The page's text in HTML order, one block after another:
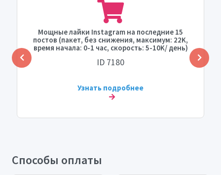
Мощные лайки Instagram на последние 15
постов (пакет, без снижения, максимум: 22K,
время начала: 0-1 час, скорость: 5-10K/ день)
ID 7180
Узнать подробнее
Способы оплаты